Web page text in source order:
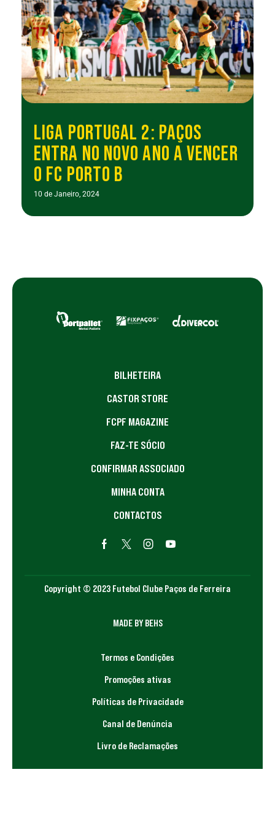
LIGA PORTUGAL 2: PAÇOS
ENTRA NO NOVO ANO A VENCER
O FC PORTO B
10 de Janeiro, 2024
BILHETEIRA
CASTOR STORE
FCPF MAGAZINE
FAZ-TE SÓCIO
CONFIRMAR ASSOCIADO
MINHA CONTA
CONTACTOS
Copyright © 2023 Futebol Clube Paços de Ferreira
MADE BY BEHS
Termos e Condições
Promoções ativas
Políticas de Privacidade
Canal de Denúncia
Livro de Reclamações